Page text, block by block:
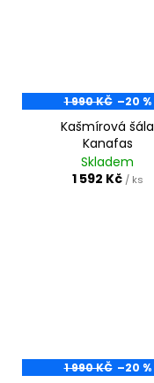
1 990 KČ –20 %
Kašmírová šála
Kanafas
Skladem
1 592 Kč / ks
1 990 KČ –20 %